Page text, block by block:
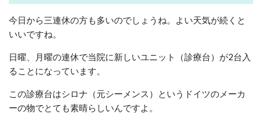
今日から三連休の方も多いのでしょうね。よい天気が続くと
いいですね。
日曜、月曜の連休で当院に新しいユニット（診療台）が2台入
ることになっています。
この診療台はシロナ（元シーメンス）というドイツのメーカ
ーの物でとても素晴らしいんですよ。